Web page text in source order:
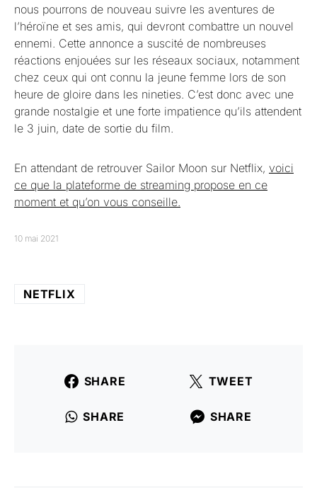
nous pourrons de nouveau suivre les aventures de
l’héroïne et ses amis, qui devront combattre un nouvel
ennemi. Cette annonce a suscité de nombreuses
réactions enjouées sur les réseaux sociaux, notamment
chez ceux qui ont connu la jeune femme lors de son
heure de gloire dans les nineties. C’est donc avec une
grande nostalgie et une forte impatience qu’ils attendent
le 3 juin, date de sortie du film.
En attendant de retrouver Sailor Moon sur Netflix, voici
ce que la plateforme de streaming propose en ce
moment et qu’on vous conseille.
10 mai 2021
NETFLIX
SHARE TWEET
SHARE SHARE